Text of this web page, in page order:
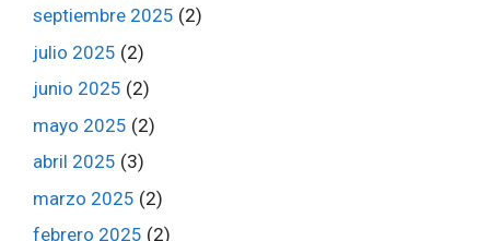
septiembre 2025 (2)
julio 2025 (2)
junio 2025 (2)
mayo 2025 (2)
abril 2025 (3)
marzo 2025 (2)
febrero 2025 (2)